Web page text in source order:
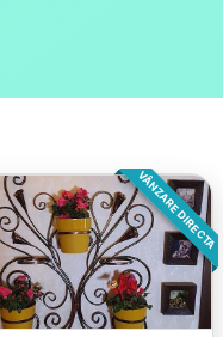
VÂNZARE DIRECTA